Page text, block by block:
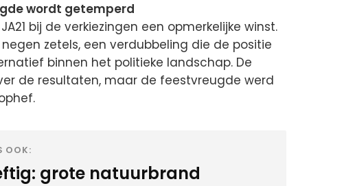
wordt getemperd
bij de verkiezingen een opmerkelijke winst.
zetels, een verdubbeling die de positie
binnen het politieke landschap. De
de resultaten, maar de feestvreugde werd
OOK:
grote natuurbrand